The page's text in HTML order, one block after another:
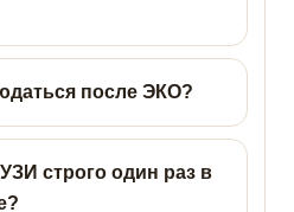
после ЭКО?
строго один раз в